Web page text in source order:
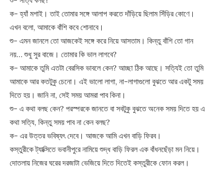
ক- হ্যাঁ মশাই। তাই তোমার সঙ্গে আলাপ করতে দাঁড়িয়ে ছিলাম সিঁড়ির কোণে।
এখন বলো, আমাকে বাঁশি কবে শোনাবে।
শু- এমন জানলে তো আজকেই সঙ্গে করে নিয়ে আসতাম। কিন্তু বাঁশি তো গান
নয়… শুধু সুর বাজে। তোমার কি ভাল লাগবে?
ক- আমাকে তুমি এতটা বেরসিক ভাবলে কেন? আচ্ছা ঠিক আছে। সত্যিই তো তুমি
আমাকে আর কতটুকু চেনো। এই ভালো লাগা, না-লাগাগুলো বুঝতে আর একটু সময়
দিতে হয়। জানি না, সেই সময় আমরা পাব কিনা।
শু- এ কথা বলছ কেন? পরস্পরকে জানতে বা সবটুকু বুঝতে অনেক সময় দিতে হয় এ
কথা সত্যি, কিন্তু সময় পাব না কেন বলছ?
ক- এর উত্তর ভবিষ্যৎ দেবে। আজকে আমি এখন বাড়ি ফিরব।
কস্তুরীকে ট্যাক্সিতে ভবানীপুরে নামিয়ে শুদ্ধ বাড়ি ফিরল এক বাঁধনছেঁড়া মন নিয়ে।
দোতলায় নিজের ঘরের দরজাটা ভেজিয়ে দিতে দিতেই কস্তুরীকে ফোন করল।